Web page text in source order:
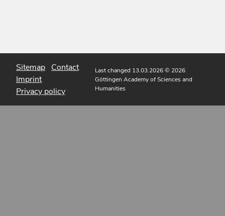
Sitemap Contact
Imprint
Privacy policy
Last changed 13.03.2026© 2026
Göttingen Academy of Sciences and
Humanities